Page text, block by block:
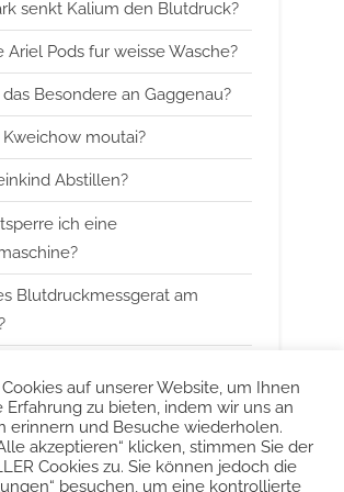
o
s
t
senkt Kalium den Blutdruck?
Ariel Pods fur weisse Wasche?
das Besondere an Gaggenau?
Kweichow moutai?
Abstillen?
ich eine
Blutdruckmessgerat am
Arbeitsspeicher kombinieren?
das Besondere an Smeg?
auf unserer Website, um Ihnen
zu bieten, indem wir uns an
erinnern und Besuche wiederholen.
akzeptieren“ klicken, stimmen Sie der
Cookies zu. Sie können jedoch die
besuchen, um eine kontrollierte